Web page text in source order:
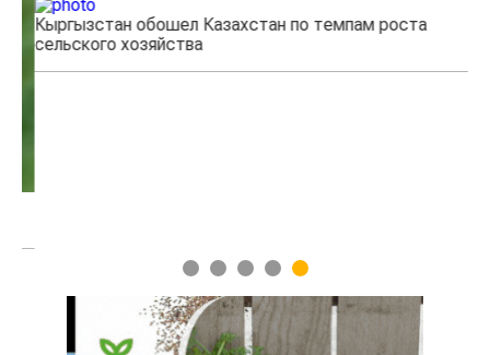
Кыргызстан обошел Казахстан по темпам роста
сельского хозяйства
1 2 3 4 5